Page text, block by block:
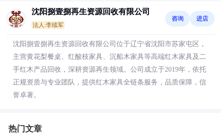
沈阳捌壹捌再生资源回收有限公司
法人:李续军
咨询 进店
沈阳捌壹捌再生资源回收有限公司位于辽宁省沈阳市苏家屯区，
主营黄花梨餐桌、红酸枝家具、沉船木家具等高端红木家具及二
手红木产品回收，深耕资源再生领域。公司成立于2019年，依托
正规资质与专业团队，提供红木家具全链条服务，品质保障，信
誉卓著。
热门文章